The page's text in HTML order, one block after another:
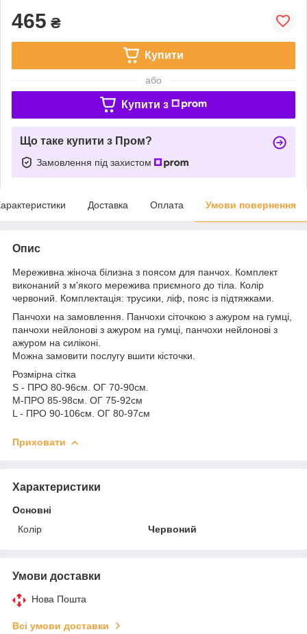
465 ₴
Купити
або
Купити з
Що таке купити з Пром?
Замовлення під захистом
Доставка Оплата Умови повернення
Опис
Мереживна жіноча білизна з поясом для панчох. Комплект
виконаний з м'якого мережива приємного до тіла. Колір
червоний. Комплектація: трусики, ліф, пояс із підтяжками.
Панчохи на замовлення. Панчохи сіточкою з ажуром на гумці,
панчохи нейлонові з ажуром на гумці, панчохи нейлонові з
ажуром на силіконі.
Можна замовити послугу вшити кісточки.
Розмірна сітка
S - ПРО 80-96см. ОГ 70-90см.
M-ПРО 85-98см. ОГ 75-92см
L - ПРО 90-106см. ОГ 80-97см
Приховати
Характеристики
Основні
Колір
Червоний
Умови доставки
Нова Пошта
Всі умови доставки